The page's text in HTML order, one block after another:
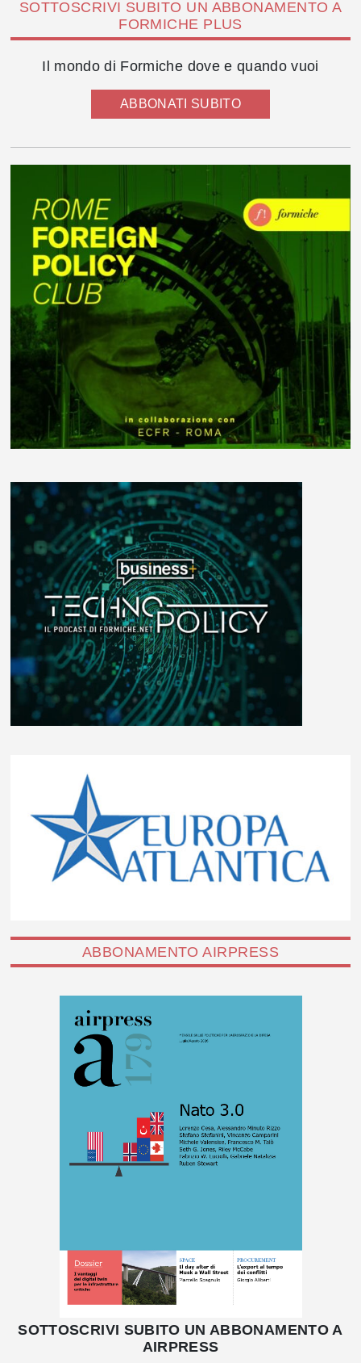
SOTTOSCRIVI SUBITO UN ABBONAMENTO A
FORMICHE PLUS
Il mondo di Formiche dove e quando vuoi
ABBONATI SUBITO
ABBONAMENTO AIRPRESS
SOTTOSCRIVI SUBITO UN ABBONAMENTO A
AIRPRESS